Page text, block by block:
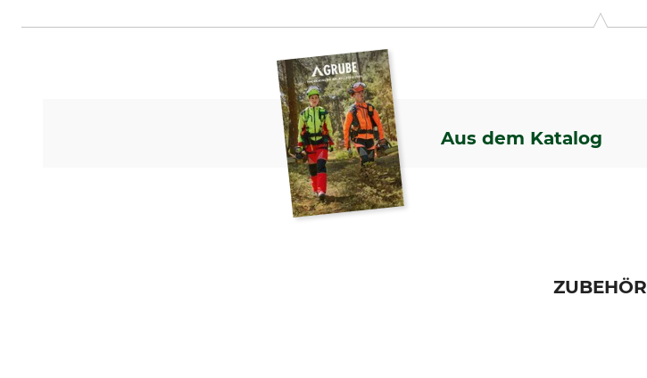
Aus dem Katalog
ZUBEHÖR